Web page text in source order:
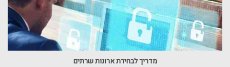
מדריך לבחירת ארונות שרתים